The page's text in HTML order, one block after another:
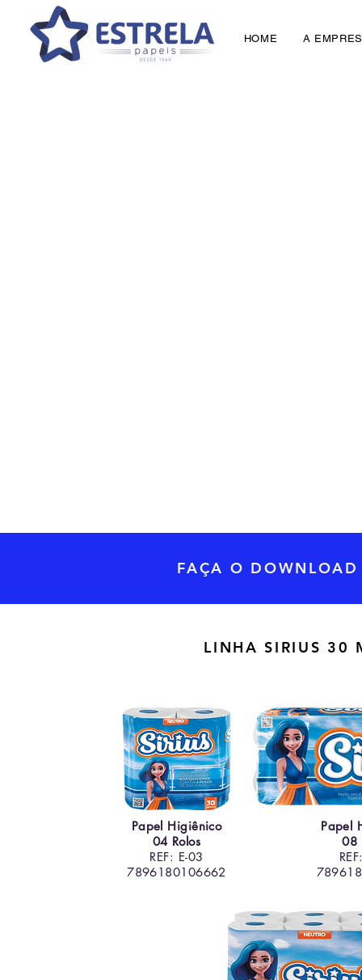
HOME A
FAÇA O
LINHA SIRIUS 30
Papel Higiênico
04 Rolos
REF: E-03
7896180106662
Papel
08